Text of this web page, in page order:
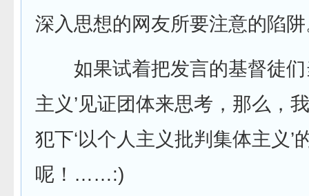
深入思想的网友所要注意的陷
如果试着把发言的基督徒们
主义’见证团体来思考，那么，
犯下‘以个人主义批判集体主义’
呢！……:)